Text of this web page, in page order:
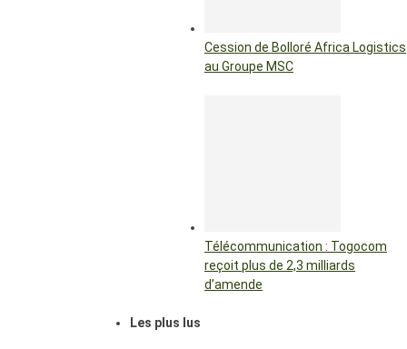
Cession de Bolloré Africa Logistics
au Groupe MSC
Télécommunication : Togocom
reçoit plus de 2,3 milliards
d’amende
Les plus lus